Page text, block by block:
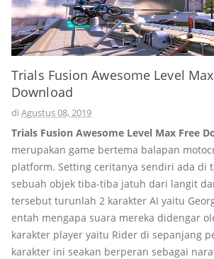
Trials Fusion Awesome Level
Download
di Agustus 08, 2019
Trials Fusion Awesome Level Max Free
merupakan game bertema balapan
platform. Setting ceritanya sendiri ada di
sebuah objek tiba-tiba jatuh dari langit
tersebut turunlah 2 karakter AI yaitu
entah mengapa suara mereka didengar
karakter player yaitu Rider di sepanjang
karakter ini seakan berperan sebagai